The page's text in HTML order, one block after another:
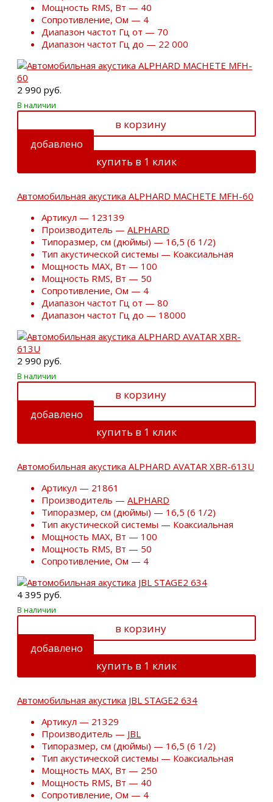
Мощность RMS, Вт — 40
Сопротивление, Ом — 4
Диапазон частот Гц от — 70
Диапазон частот Гц до — 22 000
2 990 руб.
В наличии
в корзину
добавлено
купить в 1 клик
Автомобильная акустика ALPHARD MACHETE MFH-60
Артикул — 123139
Производитель — ALPHARD
Типоразмер, см (дюймы) — 16,5 (6 1/2)
Тип акустической системы — Коаксиальная
Мощность MAX, Вт — 100
Мощность RMS, Вт — 50
Сопротивление, Ом — 4
Диапазон частот Гц от — 80
Диапазон частот Гц до — 18000
2 990 руб.
В наличии
в корзину
добавлено
купить в 1 клик
Автомобильная акустика ALPHARD AVATAR XBR-613U
Артикул — 21861
Производитель — ALPHARD
Типоразмер, см (дюймы) — 16,5 (6 1/2)
Тип акустической системы — Коаксиальная
Мощность MAX, Вт — 100
Мощность RMS, Вт — 50
Сопротивление, Ом — 4
4 395 руб.
В наличии
в корзину
добавлено
купить в 1 клик
Автомобильная акустика JBL STAGE2 634
Артикул — 21329
Производитель — JBL
Типоразмер, см (дюймы) — 16,5 (6 1/2)
Тип акустической системы — Коаксиальная
Мощность MAX, Вт — 250
Мощность RMS, Вт — 40
Сопротивление, Ом — 4